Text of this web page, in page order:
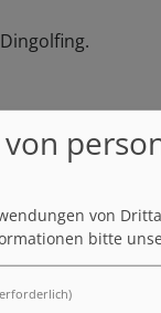
von
bitte